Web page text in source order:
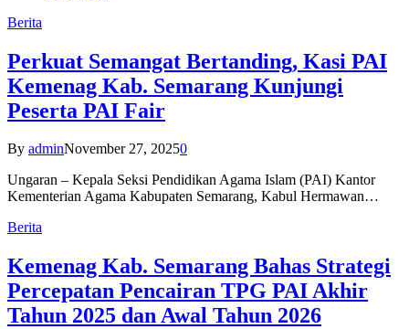
Berita
Perkuat Semangat Bertanding, Kasi PAI
Kemenag Kab. Semarang Kunjungi
Peserta PAI Fair
By adminNovember 27, 20250
Ungaran – Kepala Seksi Pendidikan Agama Islam (PAI) Kantor
Kementerian Agama Kabupaten Semarang, Kabul Hermawan…
Berita
Kemenag Kab. Semarang Bahas Strategi
Percepatan Pencairan TPG PAI Akhir
Tahun 2025 dan Awal Tahun 2026